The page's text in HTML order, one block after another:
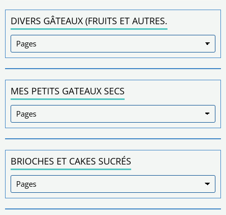
DIVERS GÂTEAUX (FRUITS ET AUTRES.
MES PETITS GATEAUX SECS
BRIOCHES ET CAKES SUCRÉS